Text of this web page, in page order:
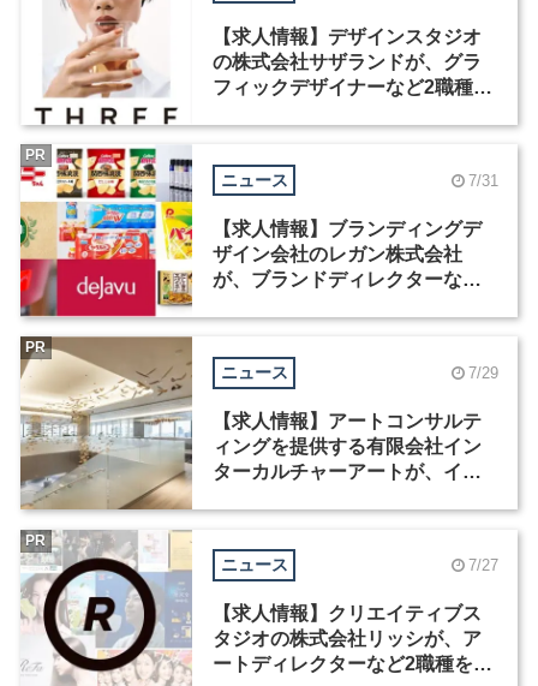
【求人情報】デザインスタジオ
の株式会社サザランドが、グラ
フィックデザイナーなど2職種を
ニュース 7/31
【求人情報】ブランディングデ
ザイン会社のレガン株式会社
が、ブランドディレクターなど3
PR
ニュース 7/29
【求人情報】アートコンサルテ
ィングを提供する有限会社イン
ターカルチャーアートが、イン
PR
ニュース 7/27
【求人情報】クリエイティブス
タジオの株式会社リッシが、ア
ートディレクターなど2職種を募
PR